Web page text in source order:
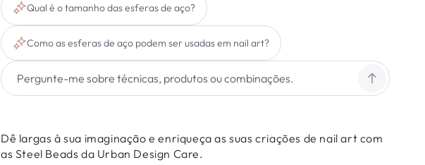
Qual é o tamanho das esferas de aço?
Como as esferas de aço podem ser usadas em nail art?
Dê largas à sua imaginação e enriqueça as suas criações de nail art com
as Steel Beads da Urban Design Care.